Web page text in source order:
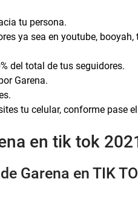
tu persona.
ya sea en youtube, booyah,
del total de tus seguidores.
Garena.
tu celular, conforme pase
en tik tok
Garena en TIK